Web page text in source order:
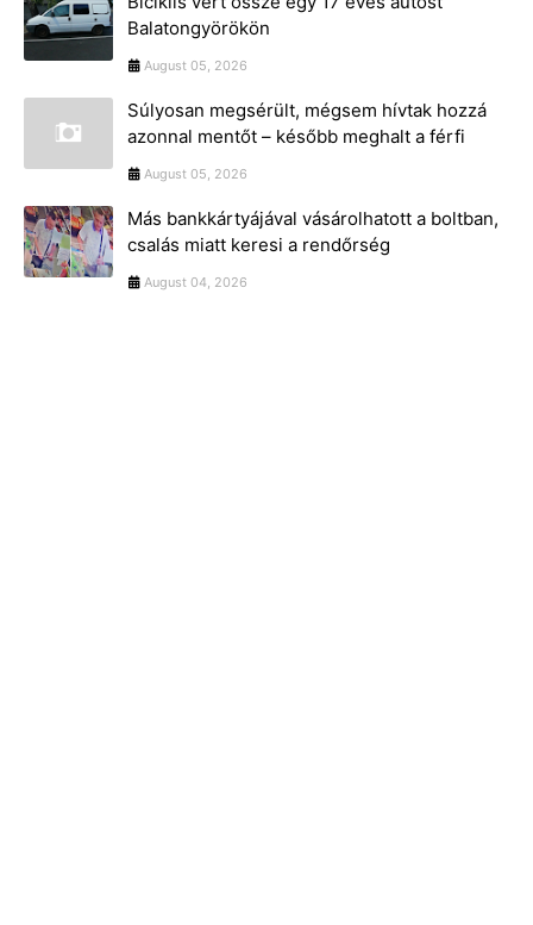
Balatongyörökön
August 05, 2026
Súlyosan megsérült, mégsem hívtak hozzá
azonnal mentőt – később meghalt a férfi
August 05, 2026
Más bankkártyájával vásárolhatott a boltban,
csalás miatt keresi a rendőrség
August 04, 2026